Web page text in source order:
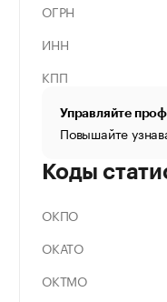
ОГРН
ИНН
КПП
Управляйте
Повышайте
Коды
ОКПО
ОКАТО
ОКТМО